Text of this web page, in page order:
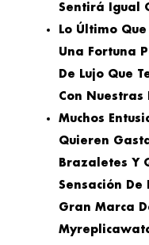
Sentirá Igual
Lo Último
Una Fortuna
De Lujo Que
Con Nuestras
Muchos
Quieren
Brazaletes Y
Sensación De
Gran Marca